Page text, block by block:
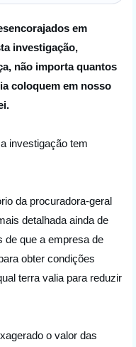
em
investigação,
não importa quantos
coloquem em nosso
investigação tem
da procuradora-geral
detalhada ainda de
de que a empresa de
obter condições
terra valia para reduzir
o valor das